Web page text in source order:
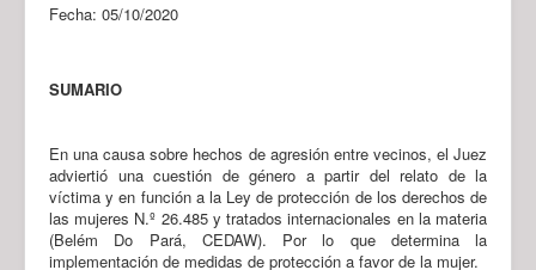
Fecha: 05/10/2020
SUMARIO
En una causa sobre hechos de agresión entre vecinos, el Juez
adviertió una cuestión de género a partir del relato de la
víctima y en función a la Ley de protección de los derechos de
las mujeres N.º 26.485 y tratados internacionales en la materia
(Belém Do Pará, CEDAW). Por lo que determina la
implementación de medidas de protección a favor de la mujer.